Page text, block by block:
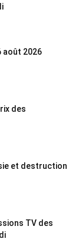
août 2026
des
et destruction
TV des